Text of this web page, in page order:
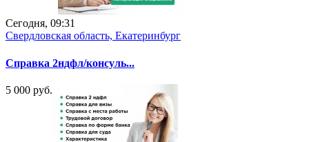
Сегодня, 09:31
Свердловская область, Екатеринбург
Справка 2ндфл/консуль...
5 000 руб.